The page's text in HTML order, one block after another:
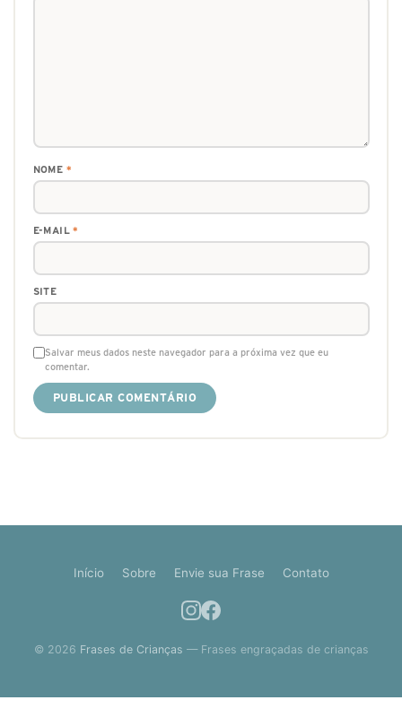
NOME *
E-MAIL*
SITE
Salvar meus dados neste navegador para a próxima vez que eu
comentar.
Início Sobre Envie sua Frase Contato
© 2026 Frases de Crianças — Frases engraçadas de crianças